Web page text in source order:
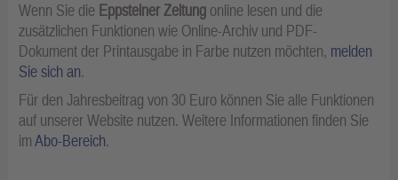
Wenn Sie die Eppsteiner Zeitung online lesen und die
zusätzlichen Funktionen wie Online-Archiv und PDF-
Dokument der Printausgabe in Farbe nutzen möchten, melden
Sie sich an.
Für den Jahresbeitrag von 30 Euro können Sie alle Funktionen
auf unserer Website nutzen. Weitere Informationen finden Sie
imAbo-Bereich.